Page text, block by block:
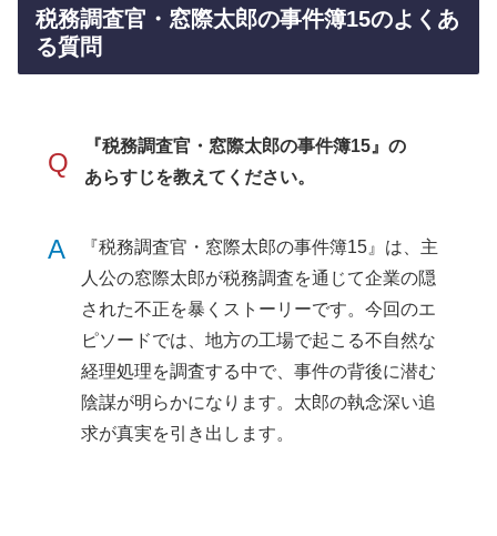
税務調査官・窓際太郎の事件簿15のよくあ
る質問
Q
『税務調査官・窓際太郎の事件簿15』の
あらすじを教えてください。
A
『税務調査官・窓際太郎の事件簿15』は、主
人公の窓際太郎が税務調査を通じて企業の隠
された不正を暴くストーリーです。今回のエ
ピソードでは、地方の工場で起こる不自然な
経理処理を調査する中で、事件の背後に潜む
陰謀が明らかになります。太郎の執念深い追
求が真実を引き出します。